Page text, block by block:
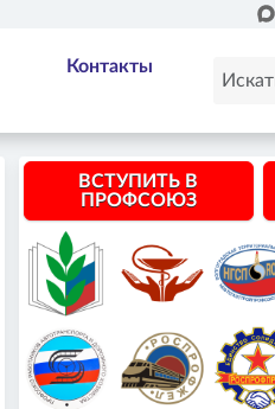
Контакты
ВСТУПИТЬ В
ПРОФСОЮЗ